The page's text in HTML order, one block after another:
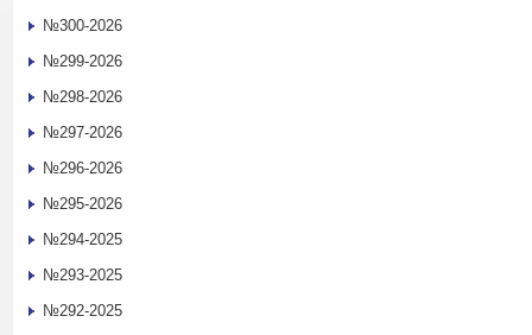
№300-2026
№299-2026
№298-2026
№297-2026
№296-2026
№295-2026
№294-2025
№293-2025
№292-2025